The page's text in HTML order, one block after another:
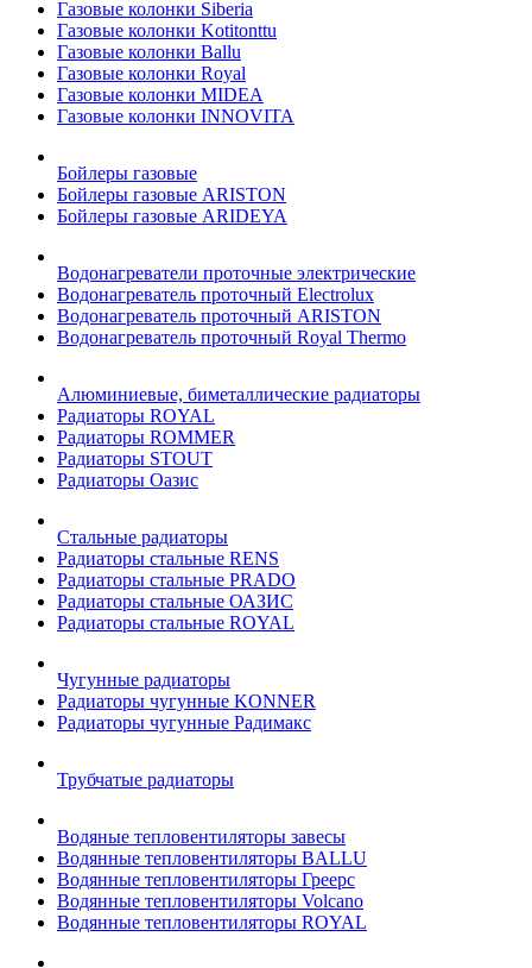
Газовые колонки Siberia
Газовые колонки Kotitonttu
Газовые колонки Ballu
Газовые колонки Royal
Газовые колонки MIDEA
Газовые колонки INNOVITA
Бойлеры газовые
Бойлеры газовые ARISTON
Бойлеры газовые ARIDEYA
Водонагреватели проточные электрические
Водонагреватель проточный Electrolux
Водонагреватель проточный ARISTON
Водонагреватель проточный Royal Thermo
Алюминиевые, биметаллические радиаторы
Радиаторы ROYAL
Радиаторы ROMMER
Радиаторы STOUT
Радиаторы Оазис
Стальные радиаторы
Радиаторы стальные RENS
Радиаторы стальные PRADO
Радиаторы стальные ОАЗИС
Радиаторы стальные ROYAL
Чугунные радиаторы
Радиаторы чугунные KONNER
Радиаторы чугунные Радимакс
Трубчатые радиаторы
Водяные тепловентиляторы завесы
Водянные тепловентиляторы BALLU
Водянные тепловентиляторы Греерс
Водянные тепловентиляторы Volcano
Водянные тепловентиляторы ROYAL